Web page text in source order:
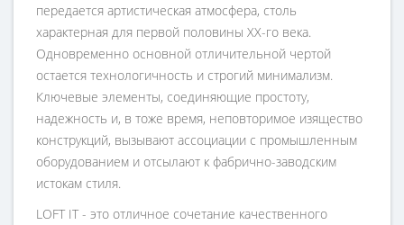
передается артистическая атмосфера, столь
характерная для первой половины ХХ-го века.
Одновременно основной отличительной чертой
остается технологичность и строгий минимализм.
Ключевые элементы, соединяющие простоту,
надежность и, в тоже время, неповторимое изящество
конструкций, вызывают ассоциации с промышленным
оборудованием и отсылают к фабрично-заводским
истокам стиля.
LOFT IT - это отличное сочетание качественного